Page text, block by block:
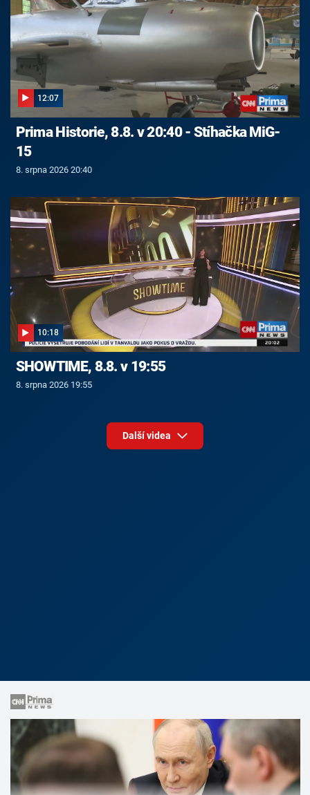
12:07
Prima Historie, 8.8. v 20:40 - Stíhačka MiG-
15
8. srpna 2026 20:40
10:18
SHOWTIME, 8.8. v 19:55
8. srpna 2026 19:55
Další videa